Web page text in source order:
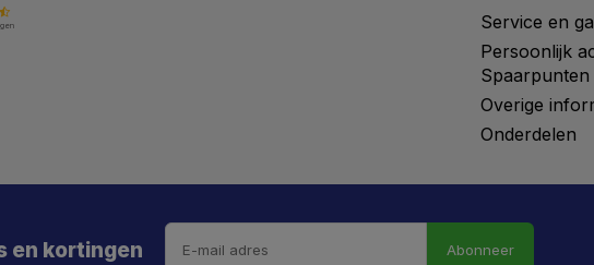
Service en
Persoonlijk
Spaarpunten
Overige
Onderdelen
en kortingen Abonneer